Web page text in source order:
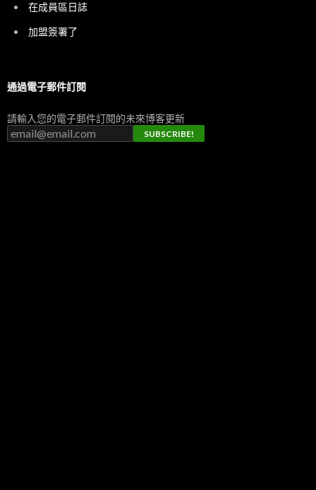
在成員區日誌
加盟簽署了
通過電子郵件訂閱
請輸入您的電子郵件訂閱的未來博客更新